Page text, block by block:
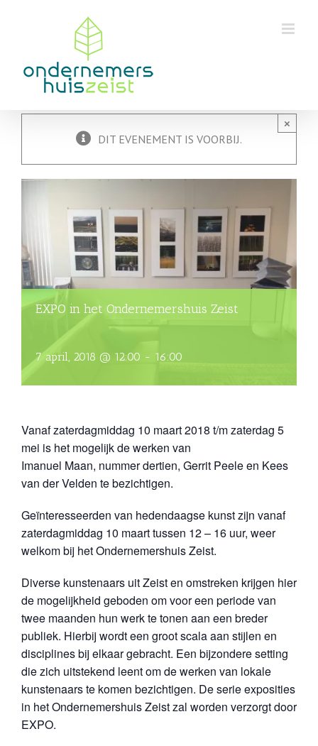
×
DIT EVENEMENT IS VOORBIJ.
EXPO in het Ondernemershuis Zeist
7 april, 2018 @ 12:00 - 16:00
Vanaf zaterdagmiddag 10 maart 2018 t/m zaterdag 5
mei is het mogelijk de werken van
Imanuel Maan, nummer dertien, Gerrit Peele en Kees
van der Velden te bezichtigen.
Geïnteresseerden van hedendaagse kunst zijn vanaf
zaterdagmiddag 10 maart tussen 12 – 16 uur, weer
welkom bij het Ondernemershuis Zeist.
Diverse kunstenaars uit Zeist en omstreken krijgen hier
de mogelijkheid geboden om voor een periode van
twee maanden hun werk te tonen aan een breder
publiek. Hierbij wordt een groot scala aan stijlen en
disciplines bij elkaar gebracht. Een bijzondere setting
die zich uitstekend leent om de werken van lokale
kunstenaars te komen bezichtigen. De serie exposities
in het Ondernemershuis Zeist zal worden verzorgt door
EXPO.